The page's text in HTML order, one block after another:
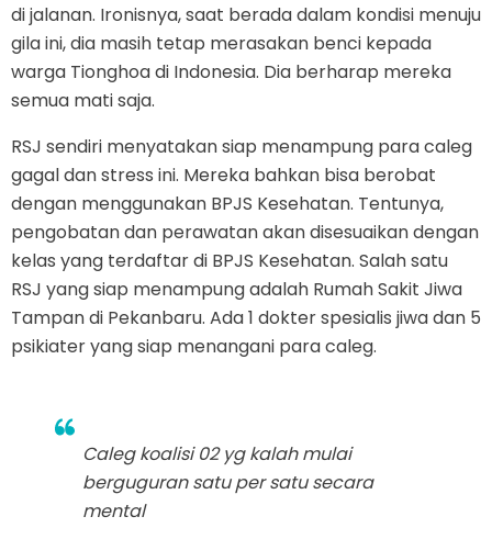
di jalanan. Ironisnya, saat berada dalam kondisi menuju
gila ini, dia masih tetap merasakan benci kepada
warga Tionghoa di Indonesia. Dia berharap mereka
semua mati saja.
RSJ sendiri menyatakan siap menampung para caleg
gagal dan stress ini. Mereka bahkan bisa berobat
dengan menggunakan BPJS Kesehatan. Tentunya,
pengobatan dan perawatan akan disesuaikan dengan
kelas yang terdaftar di BPJS Kesehatan. Salah satu
RSJ yang siap menampung adalah Rumah Sakit Jiwa
Tampan di Pekanbaru. Ada 1 dokter spesialis jiwa dan 5
psikiater yang siap menangani para caleg.
Caleg koalisi 02 yg kalah mulai
berguguran satu per satu secara
mental